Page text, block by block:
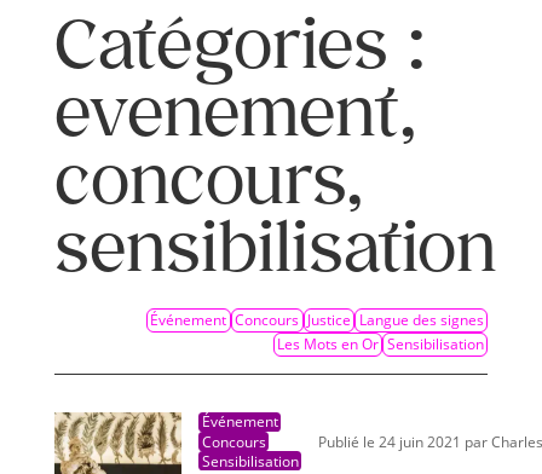
Catégories :
evenement,
concours,
sensibilisation
Événement Concours Justice Langue des signes
Les Mots en Or Sensibilisation
Publié le 24 juin 2021 par
Événement
Concours
Sensibilisation